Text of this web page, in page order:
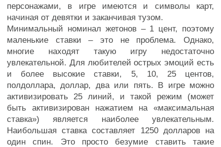
персонажами, в игре имеются и символы карт,
начиная от девятки и заканчивая тузом.
Минимальный номинал жетонов – 1 цент, поэтому
маленькие ставки – это не проблема. Однако,
многие находят такую игру недостаточно
увлекательной. Для любителей острых эмоций есть
и более высокие ставки, 5, 10, 25 центов,
полдоллара, доллар, два или пять. В игре можно
активизировать 25 линий, и такой режим (может
быть активизирован нажатием на «максимальная
ставка») является наиболее увлекательным.
Наибольшая ставка составляет 1250 долларов на
один спин. Это просто безумие ставить такие